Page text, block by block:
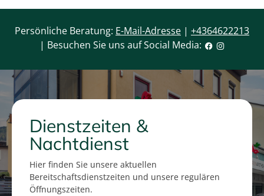
Persönliche Beratung: E-Mail-Adresse | +4364622213
| Besuchen Sie uns auf Social Media:
Dienstzeiten &
Nachtdienst
Hier finden Sie unsere aktuellen
Bereitschaftsdienstzeiten und unsere regulären
Öffnungszeiten.